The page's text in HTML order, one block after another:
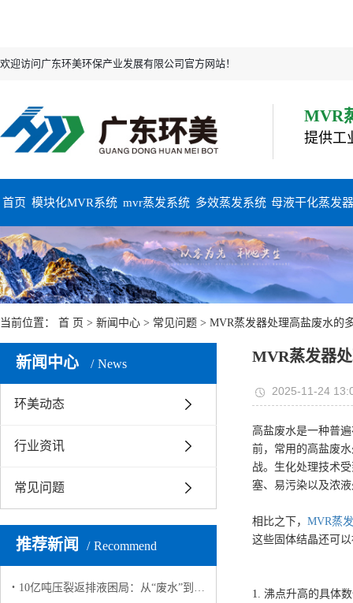
欢迎访问广东环美环保产业发展有限公司官方网站！
MVR
提供工
首页 模块化MVR系统 mvr蒸发系统 多效蒸发系统 母液干化蒸发
当前位置： 首 页 > 新闻中心 > 常见问题 > MVR蒸发器处理高盐废水的
新闻中心 News
环美动态
行业资讯
常见问题
推荐新闻 Recommend
10亿吨压裂返排液困局：从“废水”到“资源”的破局之路
MVR蒸发器
2025-11-24
高盐废水是一种普
前，常用的高盐废
战。生化处理技术
塞、易污染以及浓
相比之下， MVR蒸
这些固体结晶还可
1. 沸点升高的具体